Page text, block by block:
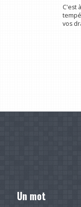
C'est
vos
Un mot